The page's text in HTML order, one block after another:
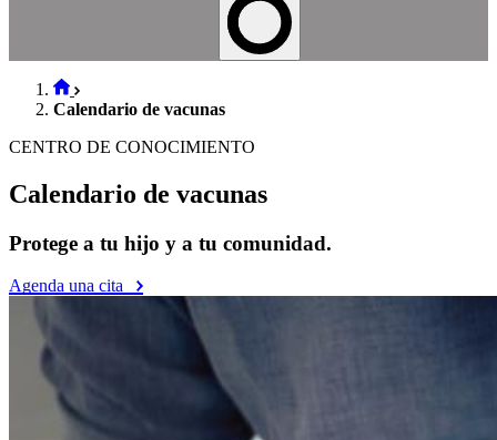
Calendario de vacunas
CENTRO DE CONOCIMIENTO
Calendario de vacunas
Protege a tu hijo y a tu comunidad.
Agenda una cita